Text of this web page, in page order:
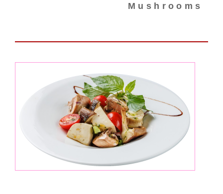
Mushrooms